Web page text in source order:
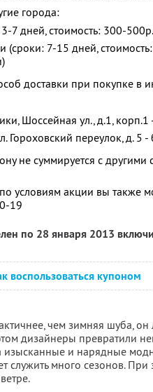
города:
7 дней, стоимость: 300-
(сроки: 7-15 дней,
доставки при покупке в
Шоссейная ул., д.1, корп.1
Гороховский переулок, д. 5 -
не суммируется с
условиям акции вы также
19
по 28 января 2013
воспользоваться купоном
чем зимняя шуба, он
дизайнеры превратили
изысканные и нарядные
служить много сезонов.